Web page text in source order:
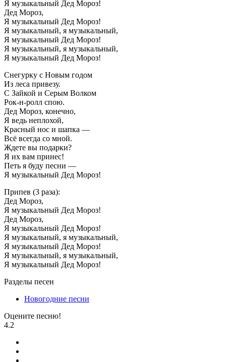
Я музыкальный Дед Мороз!
Дед Мороз,
Я музыкальный Дед Мороз!
Я музыкальный, я музыкальный,
Я музыкальный Дед Мороз!
Я музыкальный, я музыкальный,
Я музыкальный Дед Мороз!
Снегурку с Новым годом
Из леса привезу.
С Зайкой и Серым Волком
Рок-н-ролл спою.
Дед Мороз, конечно,
Я ведь неплохой,
Красный нос и шапка —
Всё всегда со мной.
Ждете вы подарки?
Я их вам принес!
Петь я буду песни —
Я музыкальный Дед Мороз!
Припев (3 раза):
Дед Мороз,
Я музыкальный Дед Мороз!
Дед Мороз,
Я музыкальный Дед Мороз!
Я музыкальный, я музыкальный,
Я музыкальный Дед Мороз!
Я музыкальный, я музыкальный,
Я музыкальный Дед Мороз!
Разделы песен
Новогодние песни
Оцените песню!
4.2